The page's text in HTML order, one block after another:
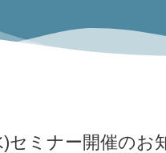
)セミナー開催のお